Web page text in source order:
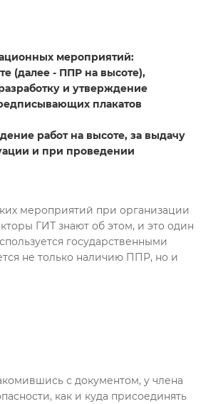
мероприятий:
(далее - ППР на высоте),
и утверждение
плакатов
работ на высоте, за выдачу
и при проведении
мероприятий при организации
ГИТ знают об этом, и это один
государственными
не только наличию ППР, но и
с документом, у члена
как и куда присоединять